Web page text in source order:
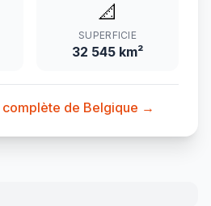
📐
SUPERFICIE
32 545 km²
de Belgique →